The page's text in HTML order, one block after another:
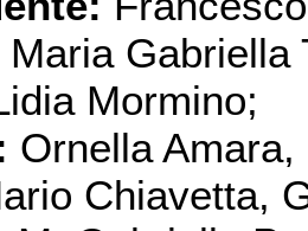
Maria Gabriella
Mormino;
Ornella
Chiavetta,